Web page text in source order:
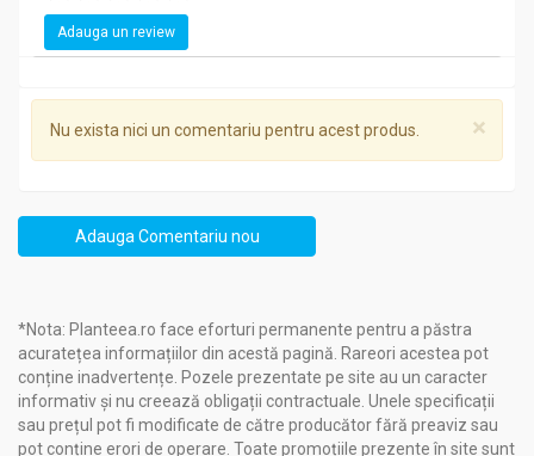
Adauga un review
×
Nu exista nici un comentariu pentru acest produs.
Adauga Comentariu nou
*Nota: Planteea.ro face eforturi permanente pentru a păstra
acuratețea informațiilor din acestă pagină. Rareori acestea pot
conține inadvertențe. Pozele prezentate pe site au un caracter
informativ și nu creează obligații contractuale. Unele specificații
sau prețul pot fi modificate de către producător fără preaviz sau
pot conține erori de operare. Toate promoțiile prezente în site sunt